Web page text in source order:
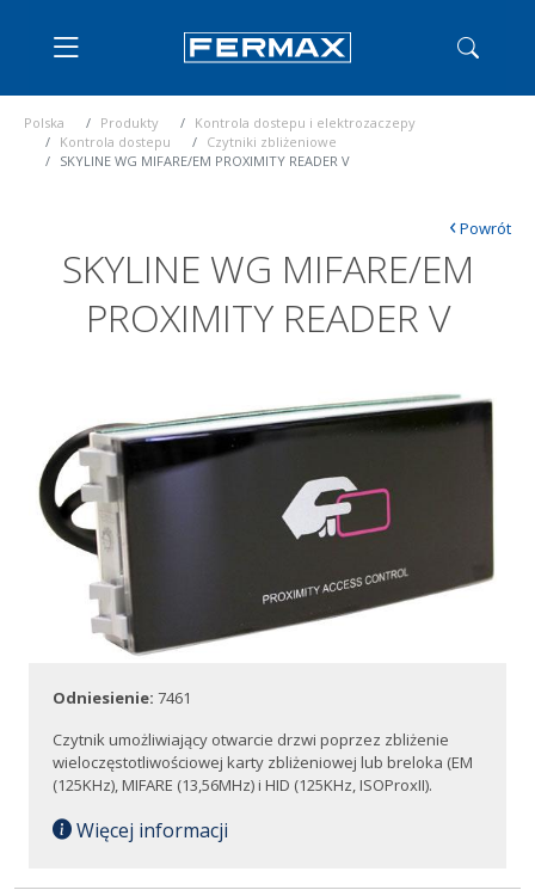
Polska Produkty
Kontrola dostepu i elektrozaczepy
Kontrola dostepu
Czytniki zbliżeniowe
SKYLINE WG MIFARE/EM PROXIMITY READER V
SKYLINE WG MIFARE/EM
PROXIMITY READER V
‹Powrót
Odniesienie: 7461
Czytnik umożliwiający otwarcie drzwi poprzez zbliżenie
wieloczęstotliwościowej karty zbliżeniowej lub breloka (EM
(125KHz), MIFARE (13,56MHz) i HID (125KHz, ISOProxII).
Więcej informacji